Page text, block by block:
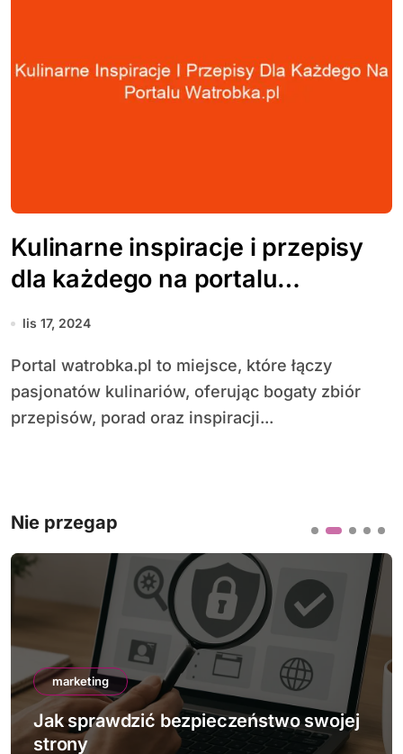
Kulinarne inspiracje i przepisy
dla każdego na portalu
watrobka.pl
lis 17, 2024
Portal watrobka.pl to miejsce, które łączy
pasjonatów kulinariów, oferując bogaty zbiór
przepisów, porad oraz inspiracji...
Nie przegap
marketing
Jak sprawdzić bezpieczeństwo swojej
strony